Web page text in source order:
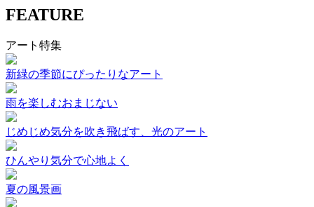
FEATURE
アート特集
新緑の季節にぴったりなアート
雨を楽しむおまじない
じめじめ気分を吹き飛ばす、光のアート
ひんやり気分で心地よく
夏の風景画